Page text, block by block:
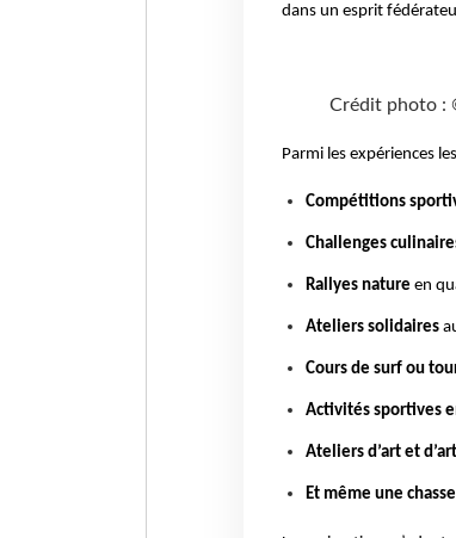
dans un esprit
Crédit photo :
Parmi les expériences
Compétitions
Challenges
Rallyes nature en
Ateliers solidaires
Cours de surf ou
Activités sportives
Ateliers d’art et
Et même une